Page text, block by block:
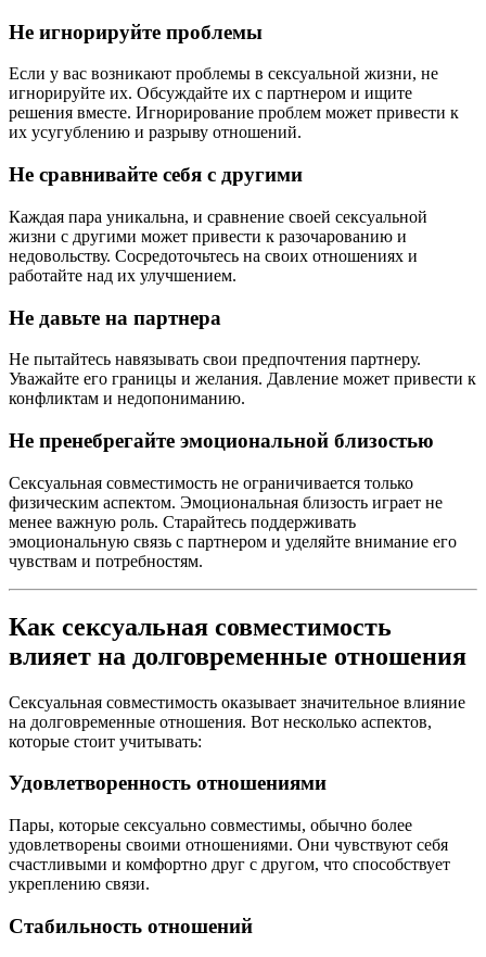
Не игнорируйте проблемы
Если у вас возникают проблемы в сексуальной жизни, не
игнорируйте их. Обсуждайте их с партнером и ищите
решения вместе. Игнорирование проблем может привести к
их усугублению и разрыву отношений.
Не сравнивайте себя с другими
Каждая пара уникальна, и сравнение своей сексуальной
жизни с другими может привести к разочарованию и
недовольству. Сосредоточьтесь на своих отношениях и
работайте над их улучшением.
Не давьте на партнера
Не пытайтесь навязывать свои предпочтения партнеру.
Уважайте его границы и желания. Давление может привести к
конфликтам и недопониманию.
Не пренебрегайте эмоциональной близостью
Сексуальная совместимость не ограничивается только
физическим аспектом. Эмоциональная близость играет не
менее важную роль. Старайтесь поддерживать
эмоциональную связь с партнером и уделяйте внимание его
чувствам и потребностям.
Как сексуальная совместимость
влияет на долговременные отношения
Сексуальная совместимость оказывает значительное влияние
на долговременные отношения. Вот несколько аспектов,
которые стоит учитывать:
Удовлетворенность отношениями
Пары, которые сексуально совместимы, обычно более
удовлетворены своими отношениями. Они чувствуют себя
счастливыми и комфортно друг с другом, что способствует
укреплению связи.
Стабильность отношений